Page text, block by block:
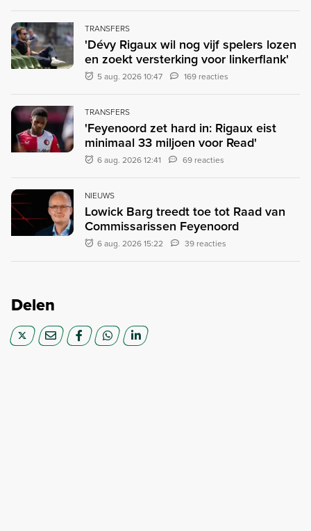
TRANSFERS
'Dévy Rigaux wil nog vijf spelers lozen
en zoekt versterking voor linkerflank'
5 aug. 2026 10:47 169 reacties
TRANSFERS
'Feyenoord zet hard in: Rigaux eist
minimaal 33 miljoen voor Read'
6 aug. 2026 12:41 69 reacties
NIEUWS
Lowick Barg treedt toe tot Raad van
Commissarissen Feyenoord
6 aug. 2026 15:22 39 reacties
Delen